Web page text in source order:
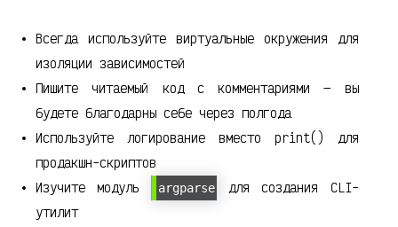
Всегда используйте виртуальные окружения для
изоляции зависимостей
Пишите читаемый код с комментариями — вы
будете благодарны себе через полгода
Используйте логирование вместо print() для
продакшн-скриптов
Изучите модуль
argparse
для создания CLI-
утилит